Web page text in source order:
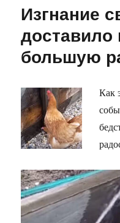
Изгнание
доставило
большую
Как